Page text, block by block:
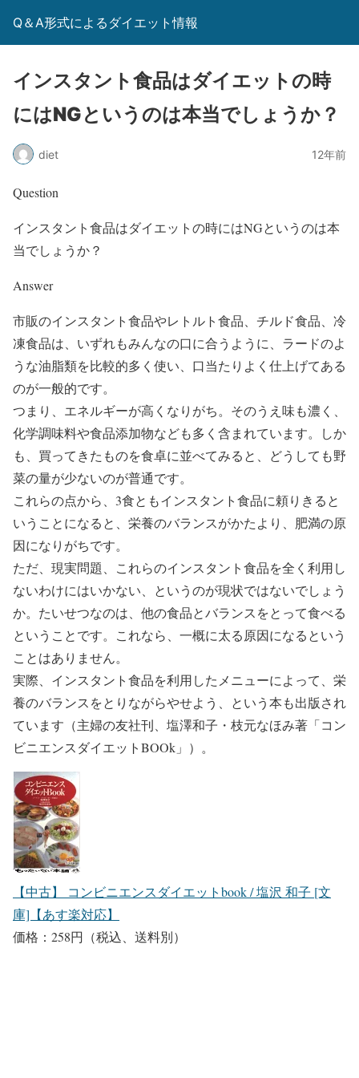
Q＆A形式によるダイエット情報
インスタント食品はダイエットの時
にはNGというのは本当でしょうか？
diet 12年前
Question
インスタント食品はダイエットの時にはNGというのは本
当でしょうか？
Answer
市販のインスタント食品やレトルト食品、チルド食品、冷
凍食品は、いずれもみんなの口に合うように、ラードのよ
うな油脂類を比較的多く使い、口当たりよく仕上げてある
のが一般的です。
つまり、エネルギーが高くなりがち。そのうえ味も濃く、
化学調味料や食品添加物なども多く含まれています。しか
も、買ってきたものを食卓に並べてみると、どうしても野
菜の量が少ないのが普通です。
これらの点から、3食ともインスタント食品に頼りきると
いうことになると、栄養のバランスがかたより、肥満の原
因になりがちです。
ただ、現実問題、これらのインスタント食品を全く利用し
ないわけにはいかない、というのが現状ではないでしょう
か。たいせつなのは、他の食品とバランスをとって食べる
ということです。これなら、一概に太る原因になるという
ことはありません。
実際、インスタント食品を利用したメニューによって、栄
養のバランスをとりながらやせよう、という本も出版され
ています（主婦の友社刊、塩澤和子・枝元なほみ著「コン
ビニエンスダイエットBOOk」）。
【中古】 コンビニエンスダイエットbook / 塩沢 和子 [文
庫]【あす楽対応】
価格：258円（税込、送料別）